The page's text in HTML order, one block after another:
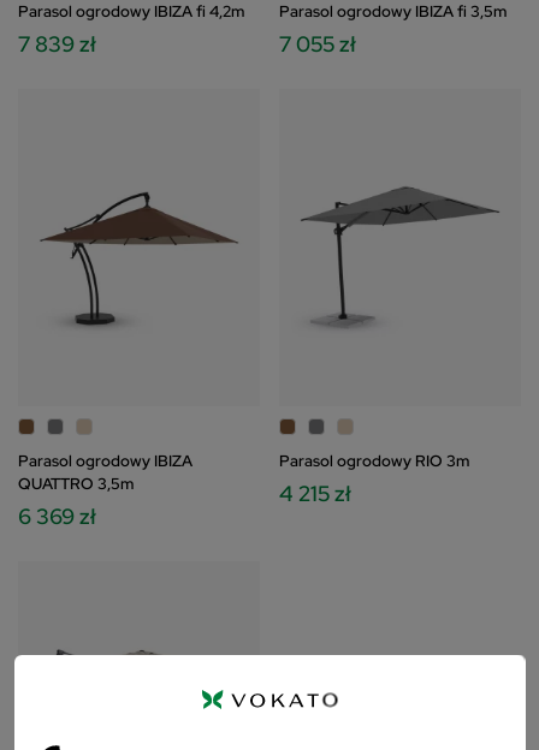
Parasol ogrodowy IBIZA fi 4,2m
7 839 zł
Parasol ogrodowy IBIZA fi 3,5m
7 055 zł
Parasol ogrodowy IBIZA
QUATTRO 3,5m
6 369 zł
Parasol ogrodowy RIO 3m
4 215 zł